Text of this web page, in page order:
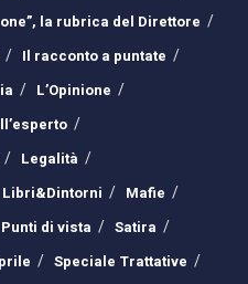
la rubrica del Direttore
Il racconto a puntate
L’Opinione
Legalità
Libri&Dintorni
Mafie
Punti di vista
Satira
Speciale Trattative